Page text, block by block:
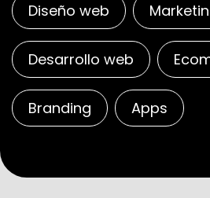
Diseño web
Desarrollo web
Branding Apps